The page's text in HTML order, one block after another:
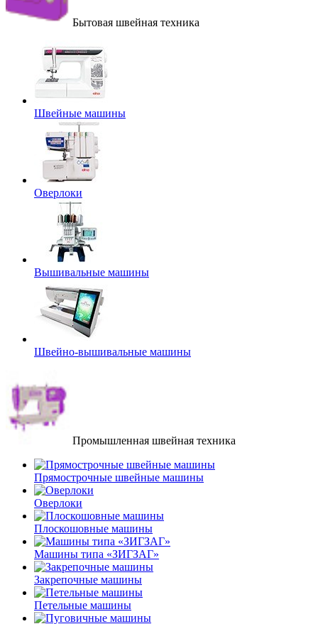
Бытовая швейная техника
Швейные машины
Оверлоки
Вышивальные машины
Швейно-вышивальные машины
Промышленная швейная техника
Прямострочные швейные машины
Оверлоки
Плоскошовные машины
Машины типа «ЗИГЗАГ»
Закрепочные машины
Петельные машины